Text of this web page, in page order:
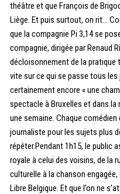
théâtre et que François de
Liège. Et puis surtout, on rit…
que la compagnie Pi 3,14 se
compagnie, dirigée par Renaud
décloisonnement de la pratique
vite sur ce qui se passe tous les
certainement encore « une
spectacle à Bruxelles et dans la
une semaine. Chaque comédien
journaliste pour les sujets plus
répéter.Pendant 1h15, le public
royale à celui des voisins, de la
culturelle à la chanson
Libre Belgique. Et que l’on ne